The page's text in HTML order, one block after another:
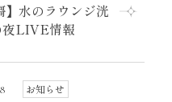
】水のラウンジ洸
夜LIVE情報
お知らせ